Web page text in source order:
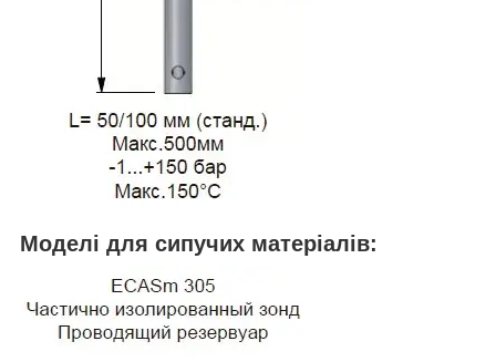
Моделі для сипучих матеріалів: